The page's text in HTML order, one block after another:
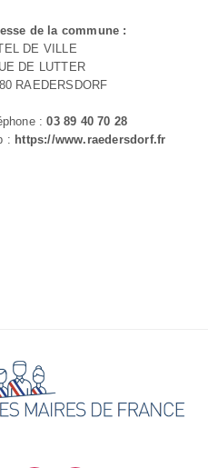
de la commune :
DE VILLE
DE LUTTER
RAEDERSDORF
:03 89 40 70 28
: https://www.raedersdorf.fr